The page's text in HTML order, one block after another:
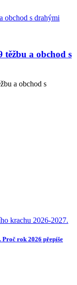
a obchod s
a obchod s
rok 2026 přepíše